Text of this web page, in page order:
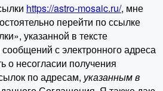
https://astro-mosaic.ru/, мне
перейти по ссылке
указанной в тексте
с электронного адреса
о несогласии получения
по адресам, указанным в